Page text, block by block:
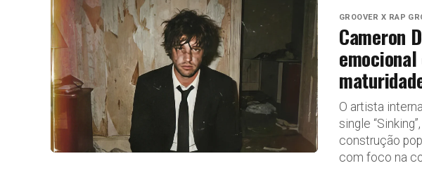
GROOVER X RAP
Cameron
O artista
single
construção
com foco na